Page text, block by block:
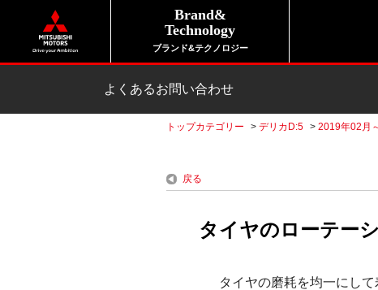
Brand&
Technology
ブランド&テクノロジー
よくあるお問い合わせ
トップカテゴリー > デリカD:5 > 2019年02月
戻る
タイヤのローテー
タイヤの磨耗を均一にし